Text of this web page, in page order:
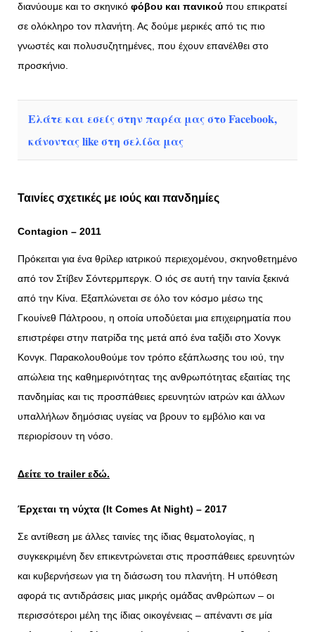
διανύουμε και το σκηνικό φόβου και πανικού που επικρατεί
σε ολόκληρο τον πλανήτη. Ας δούμε μερικές από τις πιο
γνωστές και πολυσυζητημένες, που έχουν επανέλθει στο
προσκήνιο.
Ελάτε και εσείς στην παρέα μας στο Facebook,
κάνοντας like στη σελίδα μας
Ταινίες σχετικές με ιούς και πανδημίες
Contagion – 2011
Πρόκειται για ένα θρίλερ ιατρικού περιεχομένου, σκηνοθετημένο
από τον Στίβεν Σόντερμπεργκ. Ο ιός σε αυτή την ταινία ξεκινά
από την Κίνα. Εξαπλώνεται σε όλο τον κόσμο μέσω της
Γκουίνεθ Πάλτροου, η οποία υποδύεται μια επιχειρηματία που
επιστρέφει στην πατρίδα της μετά από ένα ταξίδι στο Χονγκ
Κονγκ. Παρακολουθούμε τον τρόπο εξάπλωσης του ιού, την
απώλεια της καθημερινότητας της ανθρωπότητας εξαιτίας της
πανδημίας και τις προσπάθειες ερευνητών ιατρών και άλλων
υπαλλήλων δημόσιας υγείας να βρουν το εμβόλιο και να
περιορίσουν τη νόσο.
Δείτε το trailerεδώ.
Έρχεται τη νύχτα (It Comes At Night) – 2017
Σε αντίθεση με άλλες ταινίες της ίδιας θεματολογίας, η
συγκεκριμένη δεν επικεντρώνεται στις προσπάθειες ερευνητών
και κυβερνήσεων για τη διάσωση του πλανήτη. Η υπόθεση
αφορά τις αντιδράσεις μιας μικρής ομάδας ανθρώπων – οι
περισσότεροι μέλη της ίδιας οικογένειας – απέναντι σε μία